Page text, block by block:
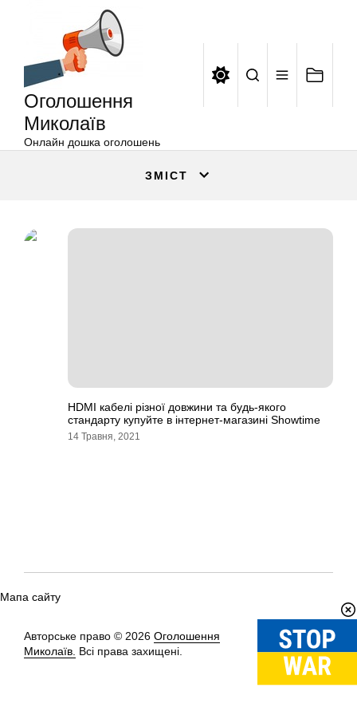
Оголошення
Миколаїв
Онлайн дошка оголошень
ЗМІСТ
HDMI кабелі різної довжини та будь-якого
стандарту купуйте в інтернет-магазині Showtime
14 Травня, 2021
Мапа сайту
Авторське право © 2026 Оголошення
Миколаїв. Всі права захищені.
Вгору↑